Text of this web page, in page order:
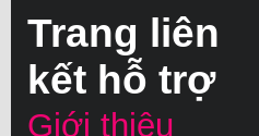
Trang liên
kết hỗ trợ
Giới thiệu